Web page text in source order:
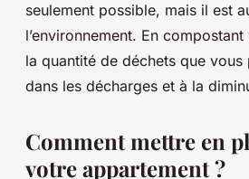
seulement possible, mais il est
l’environnement. En
la quantité de déchets que
dans les décharges et à la
Comment mettre en
votre appartement ?